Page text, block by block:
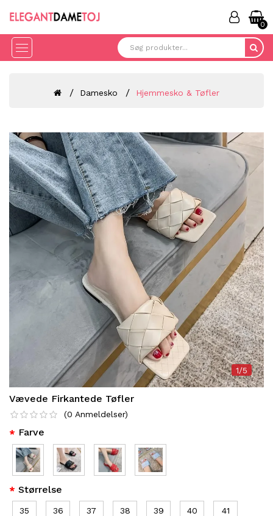
0
Damesko Hjemmesko & Tøfler
1/5
Vævede Firkantede Tøfler
(0 Anmeldelser)
Farve
Størrelse
35 36 37 38 39 40 41